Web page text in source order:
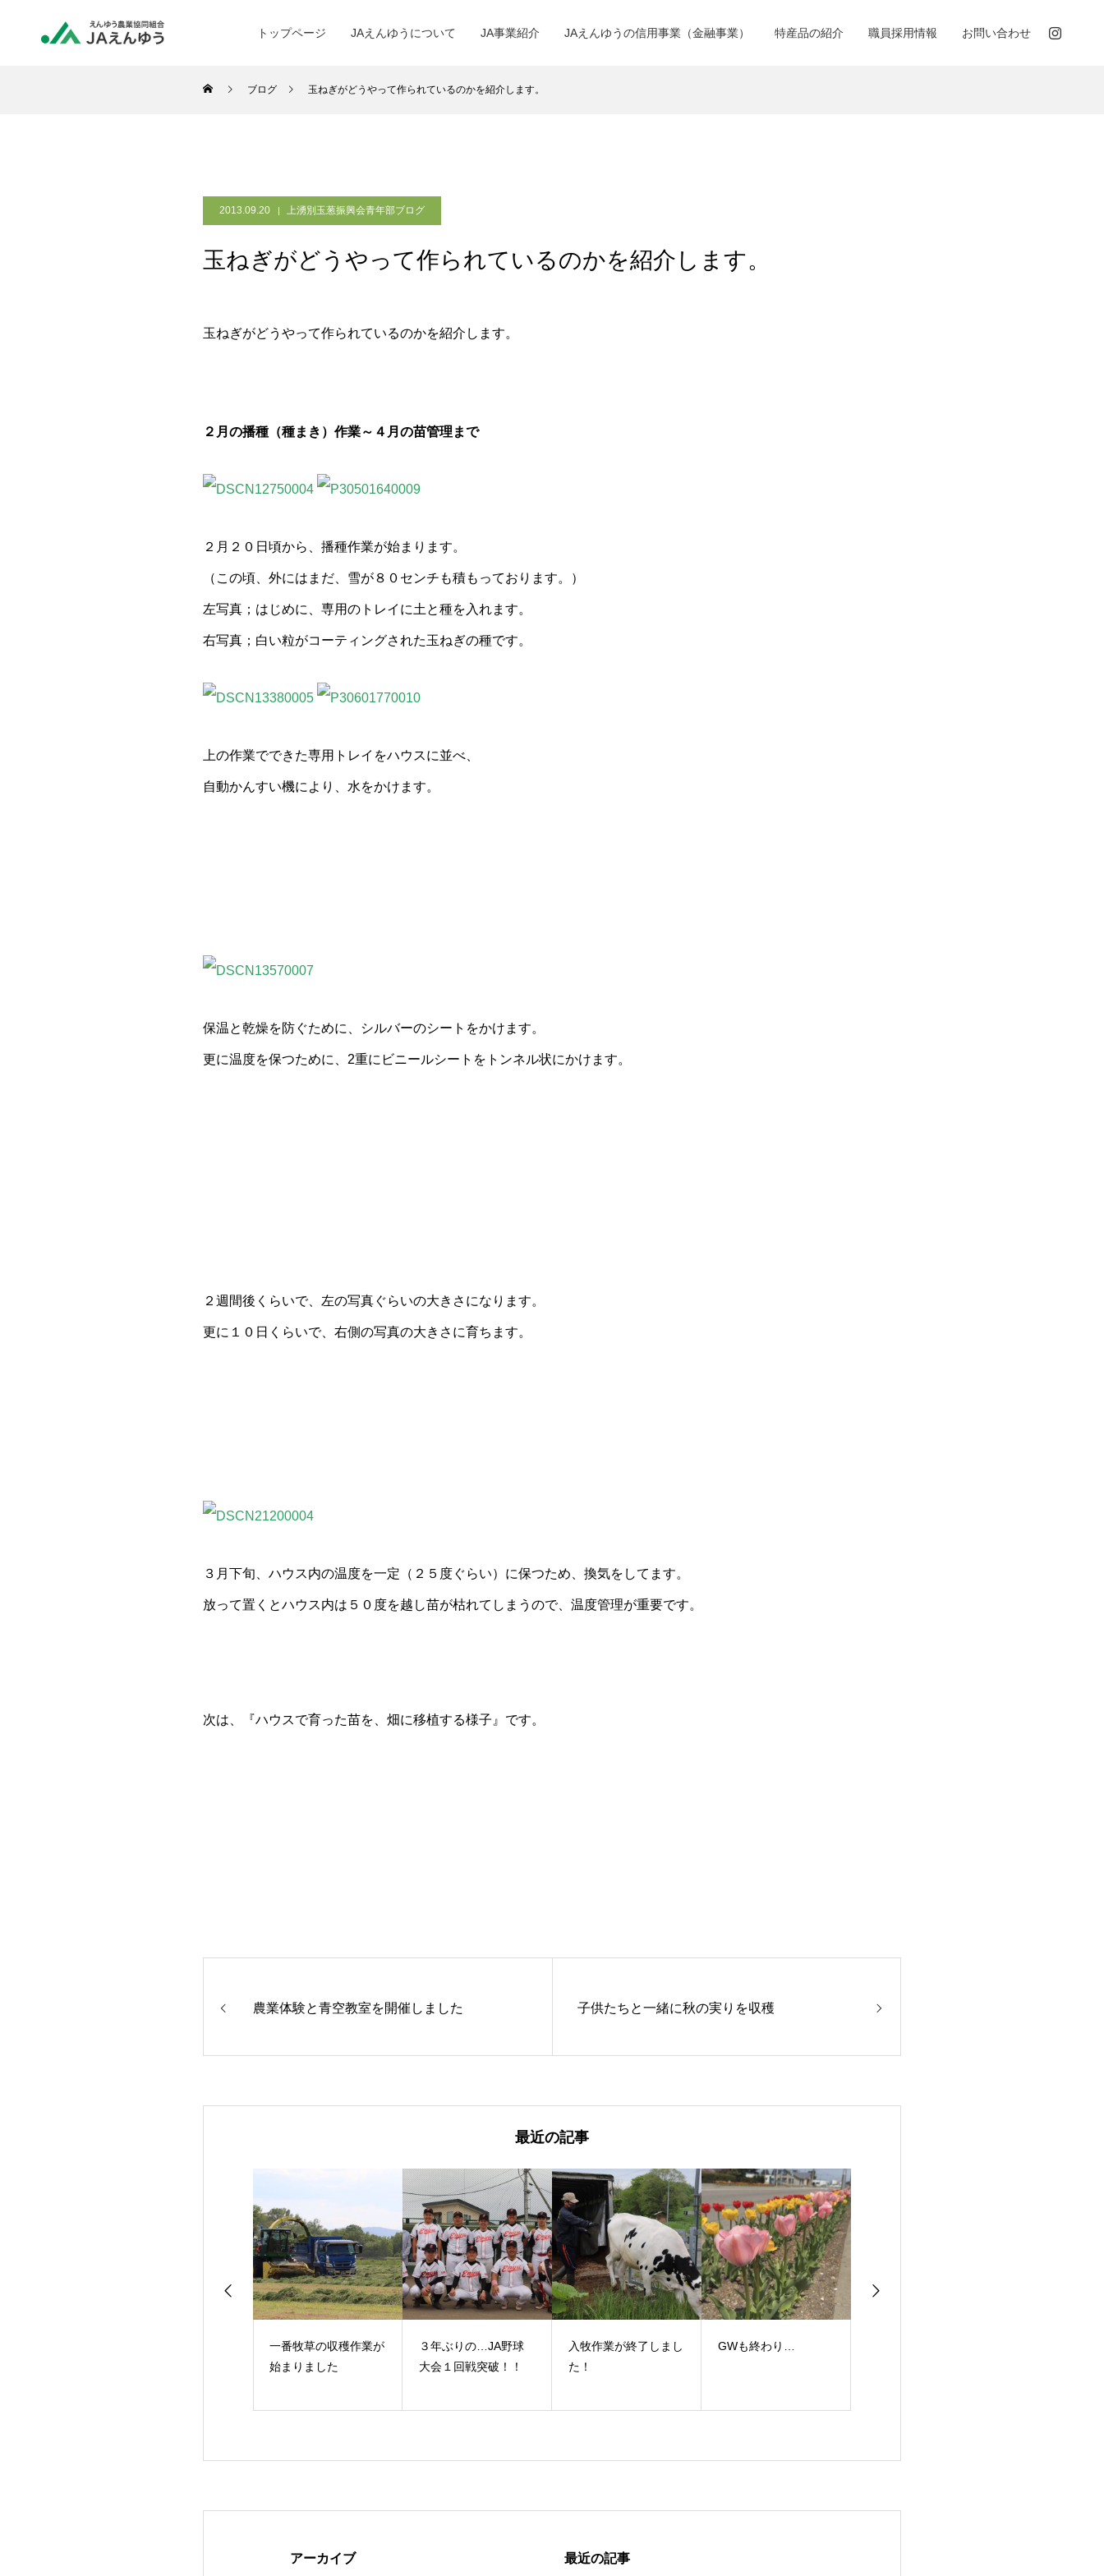
トップページ JAえんゆうについて JA事業紹介 JAえんゆうの信用事業（金融事業） 特産品の紹介 職員採用情報 お問い合わせ
ブログ 玉ねぎがどうやって作られているのかを紹介します。
2013.09.20 上湧別玉葱振興会青年部ブログ
玉ねぎがどうやって作られているのかを紹介します。
玉ねぎがどうやって作られているのかを紹介します。
２月の播種（種まき）作業～４月の苗管理まで
２月２０日頃から、播種作業が始まります。
（この頃、外にはまだ、雪が８０センチも積もっております。）
左写真；はじめに、専用のトレイに土と種を入れます。
右写真；白い粒がコーティングされた玉ねぎの種です。
上の作業でできた専用トレイをハウスに並べ、
自動かんすい機により、水をかけます。
保温と乾燥を防ぐために、シルバーのシートをかけます。
更に温度を保つために、2重にビニールシートをトンネル状にかけます。
２週間後くらいで、左の写真ぐらいの大きさになります。
更に１０日くらいで、右側の写真の大きさに育ちます。
３月下旬、ハウス内の温度を一定（２５度ぐらい）に保つため、換気をしてます。
放って置くとハウス内は５０度を越し苗が枯れてしまうので、温度管理が重要です。
次は、『ハウスで育った苗を、畑に移植する様子』です。
農業体験と青空教室を開催しました 子供たちと一緒に秋の実りを収穫
最近の記事
一番牧草の収穫作業が
始まりました
３年ぶりの…JA野球
大会１回戦突破！！
入牧作業が終了しまし
た！
GWも終わり…
アーカイブ 最近の記事